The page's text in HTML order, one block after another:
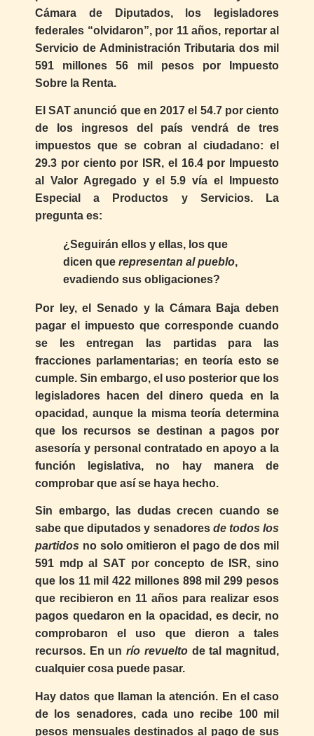
Cámara de Diputados, los legisladores
federales “olvidaron”, por 11 años, reportar al
Servicio de Administración Tributaria dos mil
591 millones 56 mil pesos por Impuesto
Sobre la Renta.
El SAT anunció que en 2017 el 54.7 por ciento
de los ingresos del país vendrá de tres
impuestos que se cobran al ciudadano: el
29.3 por ciento por ISR, el 16.4 por Impuesto
al Valor Agregado y el 5.9 vía el Impuesto
Especial a Productos y Servicios. La
pregunta es:
¿Seguirán ellos y ellas, los que
dicen que representan al pueblo,
evadiendo sus obligaciones?
Por ley, el Senado y la Cámara Baja deben
pagar el impuesto que corresponde cuando
se les entregan las partidas para las
fracciones parlamentarias; en teoría esto se
cumple. Sin embargo, el uso posterior que los
legisladores hacen del dinero queda en la
opacidad, aunque la misma teoría determina
que los recursos se destinan a pagos por
asesoría y personal contratado en apoyo a la
función legislativa, no hay manera de
comprobar que así se haya hecho.
Sin embargo, las dudas crecen cuando se
sabe que diputados y senadores de todos los
partidos no solo omitieron el pago de dos mil
591 mdp al SAT por concepto de ISR, sino
que los 11 mil 422 millones 898 mil 299 pesos
que recibieron en 11 años para realizar esos
pagos quedaron en la opacidad, es decir, no
comprobaron el uso que dieron a tales
recursos. En unrío revueltode tal magnitud,
cualquier cosa puede pasar.
Hay datos que llaman la atención. En el caso
de los senadores, cada uno recibe 100 mil
pesos mensuales destinados al pago de sus